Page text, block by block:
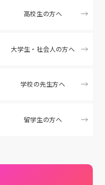
高校生の方へ
大学生・社会人の方へ
学校の先生方へ
留学生の方へ